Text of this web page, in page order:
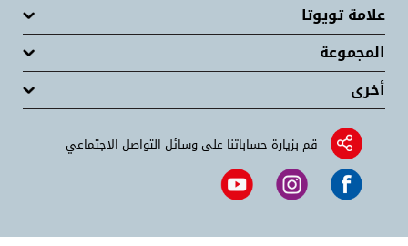
علامة تويوتا
المجموعة
أخرى
قم بزيارة حساباتنا على وسائل التواصل الاجتماعي